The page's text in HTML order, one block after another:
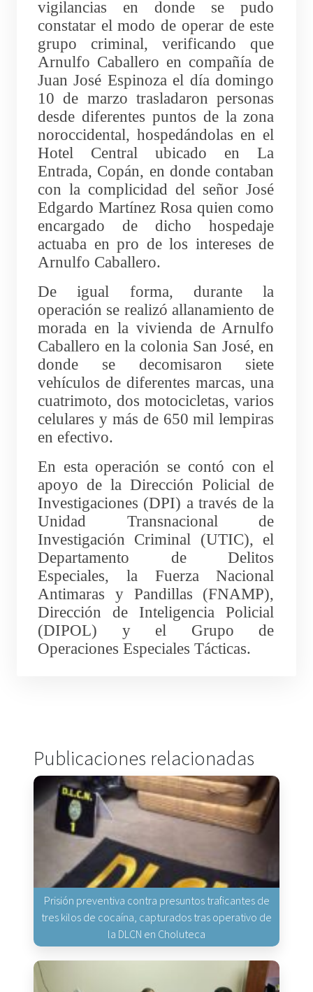
vigilancias en donde se pudo
constatar el modo de operar de este
grupo criminal, verificando que
Arnulfo Caballero en compañía de
Juan José Espinoza el día domingo
10 de marzo trasladaron personas
desde diferentes puntos de la zona
noroccidental, hospedándolas en el
Hotel Central ubicado en La
Entrada, Copán, en donde contaban
con la complicidad del señor José
Edgardo Martínez Rosa quien como
encargado de dicho hospedaje
actuaba en pro de los intereses de
Arnulfo Caballero.
De igual forma, durante la
operación se realizó allanamiento de
morada en la vivienda de Arnulfo
Caballero en la colonia San José, en
donde se decomisaron siete
vehículos de diferentes marcas, una
cuatrimoto, dos motocicletas, varios
celulares y más de 650 mil lempiras
en efectivo.
En esta operación se contó con el
apoyo de la Dirección Policial de
Investigaciones (DPI) a través de la
Unidad Transnacional de
Investigación Criminal (UTIC), el
Departamento de Delitos
Especiales, la Fuerza Nacional
Antimaras y Pandillas (FNAMP),
Dirección de Inteligencia Policial
(DIPOL) y el Grupo de
Operaciones Especiales Tácticas.
Publicaciones relacionadas
Prisión preventiva contra presuntos traficantes de
tres kilos de cocaína, capturados tras operativo de
la DLCN en Choluteca